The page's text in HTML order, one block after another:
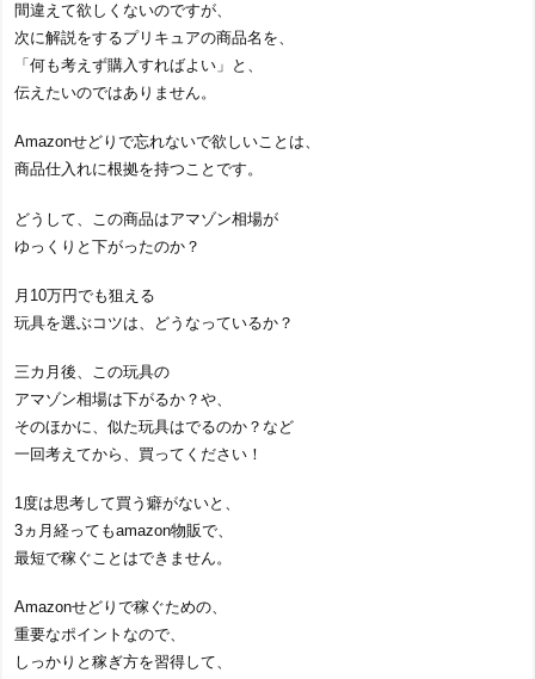
間違えて欲しくないのですが、
次に解説をするプリキュアの商品名を、
「何も考えず購入すればよい」と、
伝えたいのではありません。
Amazonせどりで忘れないで欲しいことは、
商品仕入れに根拠を持つことです。
どうして、この商品はアマゾン相場が
ゆっくりと下がったのか？
月10万円でも狙える
玩具を選ぶコツは、どうなっているか？
三カ月後、この玩具の
アマゾン相場は下がるか？や、
そのほかに、似た玩具はでるのか？など
一回考えてから、買ってください！
1度は思考して買う癖がないと、
3ヵ月経ってもamazon物販で、
最短で稼ぐことはできません。
Amazonせどりで稼ぐための、
重要なポイントなので、
しっかりと稼ぎ方を習得して、